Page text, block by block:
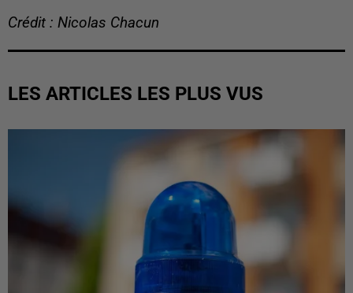
Crédit : Nicolas Chacun
LES ARTICLES LES PLUS VUS